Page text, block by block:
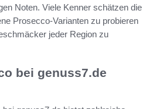
Noten. Viele Kenner schätzen die
Prosecco-Varianten zu probieren
jeder Region zu
bei genuss7.de